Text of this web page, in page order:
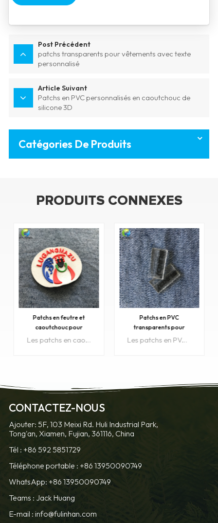
Post Précédent
patchs transparents pour vêtements avec texte
personnalisé
Article Suivant
Patchs en PVC personnalisés en caoutchouc de
silicone 3D
Catégories De Produits
PRODUITS CONNEXES
Patchs en feutre et
caoutchouc pour
vêtements
Les patchs en caoutchouc, en PVC et en silicone sont souvent utilisés sur les vêtements, les produits automobiles, les porte-clés, les emballages, les chaussures, les articles de surf et de sports de neige.
APPRENDRE
Patchs en PVC
transparents pour
vêtements
Les patchs en PVC transparent sont souvent utilisés sur les vêtements, les produits automobiles, les porte-clés, les emballages, les chaussures, les articles de surf et de sports de neige.
APPRENDRE
CONTACTEZ-NOUS
Ajouter: 5F, 103 Meixi Rd. Huli Industrial Park,
Tong'an, Xiamen, Fujian, 361116, China
Tél : +86 592 5851729
Téléphone portable : +86 13950090749
WhatsApp: +86 13950090749
Teams : Jack Huang
E-mail : info@fulinhan.com